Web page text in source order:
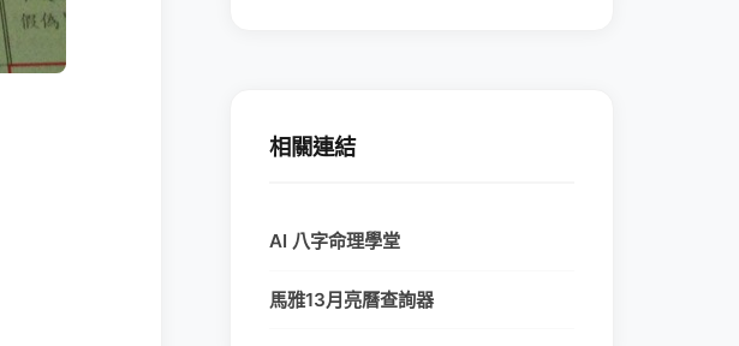
相關連結
AI 八字命理學堂
馬雅13月亮曆查詢器